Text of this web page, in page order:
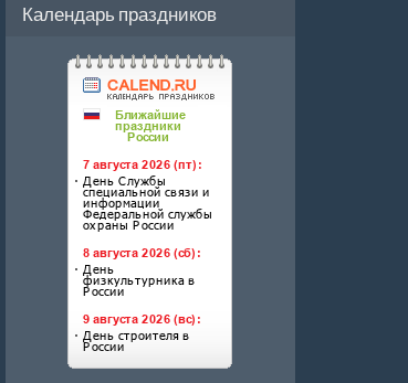
Календарь праздников